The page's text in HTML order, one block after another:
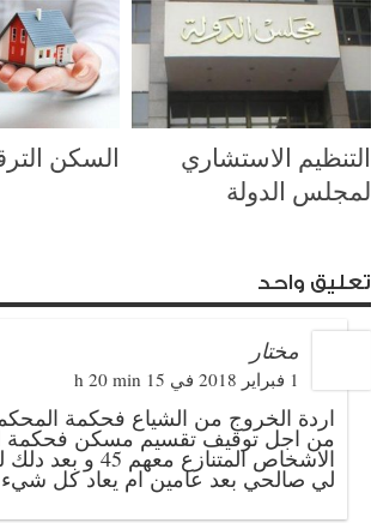
التنظيم الاستشاري
لمجلس الدولة
السكن
تعليق واحد
مختار
1 فبراير 2018 في 15 h 20 min
اردة الخروج من الشياع فحكمة
من اجل توقيف تقسيم مسكن فحكمة
الاشخاص
لي صالحي بعد عامين ام يعاد كل